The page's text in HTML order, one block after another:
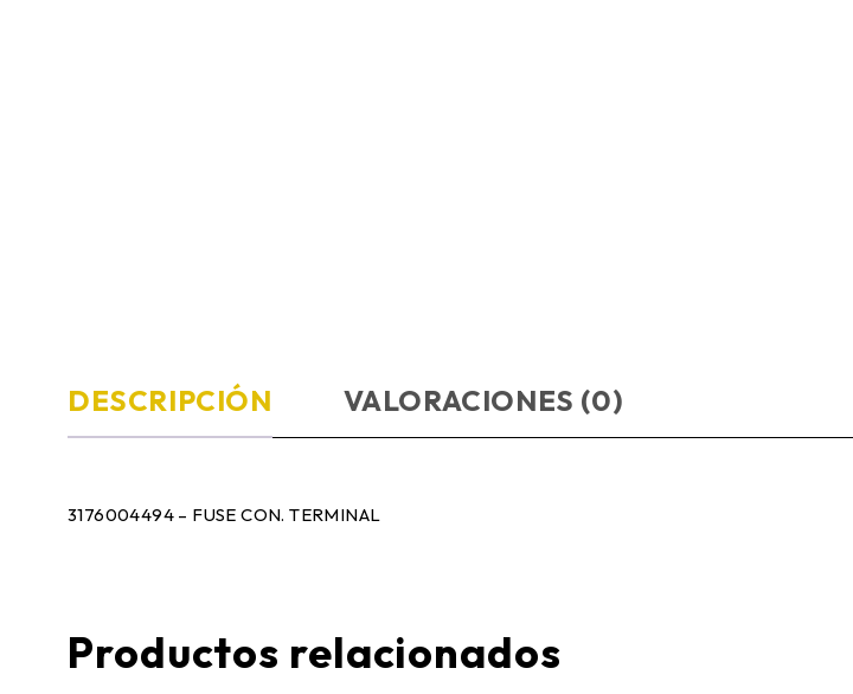
DESCRIPCIÓN VALORACIONES (0)
3176004494 – FUSE CON. TERMINAL
Productos relacionados